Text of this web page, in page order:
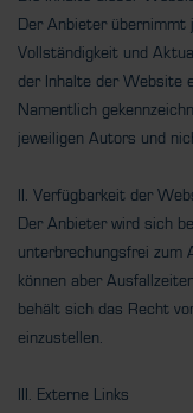
Der Anbieter übernimmt
Vollständigkeit und
der Inhalte der Website
Namentlich
jeweiligen Autors und
II. Verfügbarkeit der
Der Anbieter wird sich
unterbrechungsfrei zum
können aber
behält sich das Recht
einzustellen.
III. Externe Links